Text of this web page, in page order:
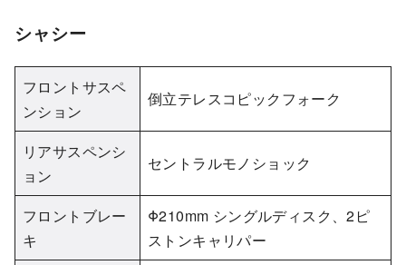
シャシー
フロントサスペ
ンション
倒立テレスコピックフォーク
リアサスペンシ
ョン
セントラルモノショック
フロントブレー
キ
Φ210mm シングルディスク、2ピ
ストンキャリパー